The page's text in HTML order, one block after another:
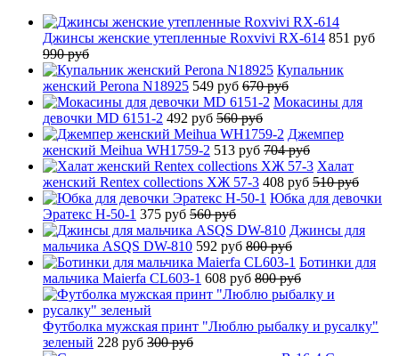
Джинсы женские утепленные Roxvivi RX-614 851 руб
990 руб
Купальник
женский Perona N18925 549 руб 670 руб
Мокасины для
девочки MD 6151-2 492 руб 560 руб
Джемпер
женский Meihua WH1759-2 513 руб 704 руб
Халат
женский Rentex collections ХЖ 57-3 408 руб 510 руб
Юбка для девочки
Эратекс H-50-1 375 руб 560 руб
Джинсы для
мальчика ASQS DW-810 592 руб 800 руб
Ботинки для
мальчика Maierfa CL603-1 608 руб 800 руб
Футболка мужская принт "Люблю рыбалку и русалку"
зеленый 228 руб 300 руб